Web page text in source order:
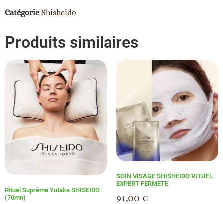
Catégorie Shisheido
Produits similaires
Rituel Suprême Yutaka SHISEIDO
(70mn)
SOIN VISAGE SHISHEIDO RITUEL
EXPERT FERMETE
91,00 €